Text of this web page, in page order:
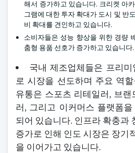
해서 증가하고 있습니다. 크리켓 아
그램에 대한 투자 확대가 도시 및 반
비 확대를 견인하고 있습니다.
소비자들은 성능 향상을 위한 경량
춤형 용품 선호가 증가하고 있습니다.
국내 제조업체들은 프리
로 시장을 선도하며 주요 역
유통은 스포츠 리테일러, 브랜
러, 그리고 이커머스 플랫폼
되어 있습니다. 인프라 확충과
증가로 인해 인도 시장은 장기
을 이어가고 있습니다.